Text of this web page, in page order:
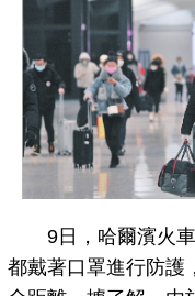
9日，哈爾濱火車
都戴著口罩進行防護